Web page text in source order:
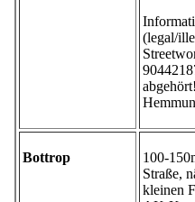
(legal/
Bottrop
100-
Straße,
kleinen